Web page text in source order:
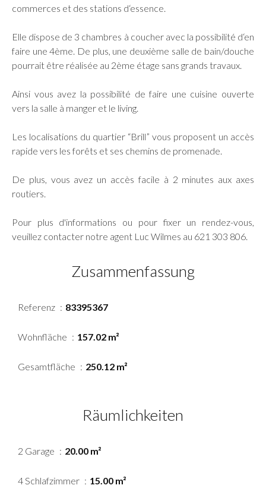
commerces et des stations d‘essence.
Elle dispose de 3 chambres à coucher avec la possibilité d‘en
faire une 4ème. De plus, une deuxième salle de bain/douche
pourrait être réalisée au 2ème étage sans grands travaux.
Ainsi vous avez la possibilité de faire une cuisine ouverte
vers la salle à manger et le living.
Les localisations du quartier “Brill” vous proposent un accès
rapide vers les forêts et ses chemins de promenade.
De plus, vous avez un accès facile à 2 minutes aux axes
routiers.
Pour plus d'informations ou pour fixer un rendez-vous,
veuillez contacter notre agent Luc Wilmes au 621 303 806.
Zusammenfassung
Referenz 83395367
Wohnfläche 157.02 m²
Gesamtfläche 250.12 m²
Räumlichkeiten
2 Garage 20.00 m²
4 Schlafzimmer 15.00 m²